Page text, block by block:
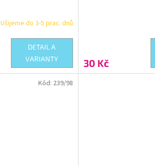
Ušijeme do 3-5 prac. dnů
DETAIL A
VARIANTY
30 Kč
Kód: 239/98